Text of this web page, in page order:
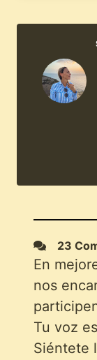
23
En
nos
Tu voz
Siéntete